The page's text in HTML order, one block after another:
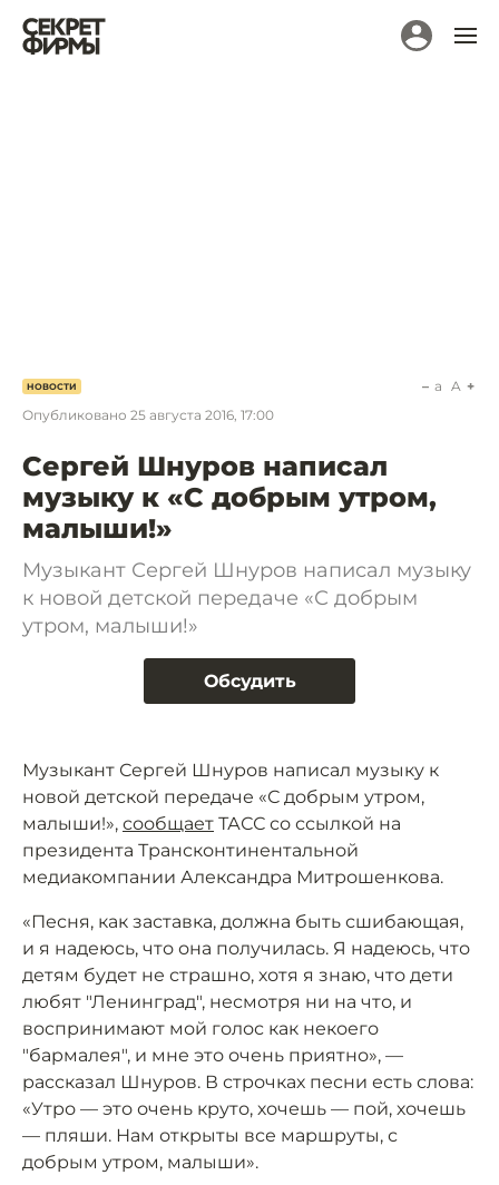
НОВОСТИ
Опубликовано 25 августа 2016, 17:00
a A
Сергей Шнуров написал
музыку к «С добрым утром,
малыши!»
Музыкант Сергей Шнуров написал музыку
к новой детской передаче «С добрым
утром, малыши!»
Обсудить
Музыкант Сергей Шнуров написал музыку к
новой детской передаче «С добрым утром,
малыши!», сообщает ТАСС со ссылкой на
президента Трансконтинентальной
медиакомпании Александра Митрошенкова.
«Песня, как заставка, должна быть сшибающая,
и я надеюсь, что она получилась. Я надеюсь, что
детям будет не страшно, хотя я знаю, что дети
любят "Ленинград", несмотря ни на что, и
воспринимают мой голос как некоего
"бармалея", и мне это очень приятно», —
рассказал Шнуров. В строчках песни есть слова:
«Утро — это очень круто, хочешь — пой, хочешь
— пляши. Нам открыты все маршруты, с
добрым утром, малыши».